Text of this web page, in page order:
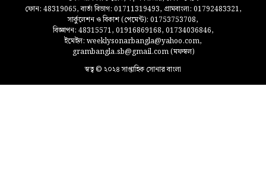
ফোন: 48319065, বার্তা বিভাগ: 01711319493, গ্রামবাংলা: 01792483321,
সার্কুলেশন ও বিকাশ (পেমেন্ট): 01753753708,
বিজ্ঞাপন: 48315571, 01916869168, 01734036846,
ইমেইল: weeklysonarbangla@yahoo.com,
grambangla.sb@gmail.com (মফস্বল)
স্বত্ব © ২০২৪ সাপ্তাহিক সোনার বাংলা